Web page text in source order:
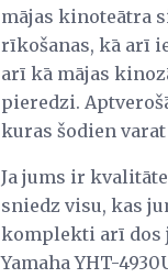
mājas kinoteātra
rīkošanas, kā arī
arī kā mājas
pieredzi.
kuras šodien
Ja jums ir
sniedz visu, kas
komplekti arī dos
Yamaha YHT-